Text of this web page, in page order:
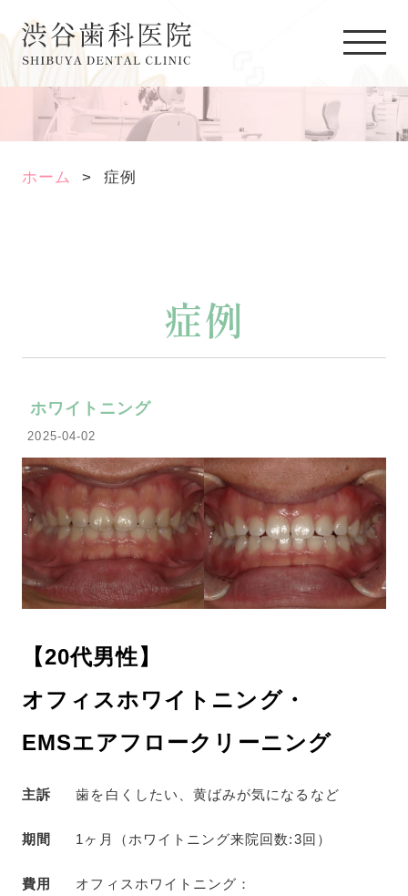
ホーム 症例
症例
ホワイトニング
2025-04-02
【20代男性】
オフィスホワイトニング・
EMSエアフロークリーニング
主訴 歯を白くしたい、黄ばみが気になるなど
期間 1ヶ月（ホワイトニング来院回数:3回）
費用
オフィスホワイトニング：